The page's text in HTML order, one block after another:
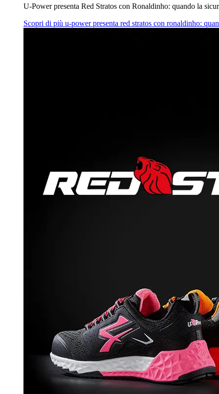
U‑Power presenta Red Stratos con Ronaldinho: quando la
Scopri di più u‑power presenta red stratos con ronaldinho: